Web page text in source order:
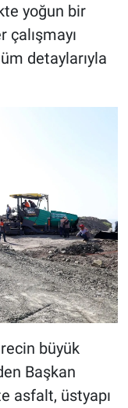
yoğun bir
çalışmayı
detaylarıyla
büyük
Başkan
asfalt, üstyapı